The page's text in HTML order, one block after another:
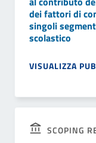
dei fattori di
singoli
scolastico
VISUALIZZA
SCOPING